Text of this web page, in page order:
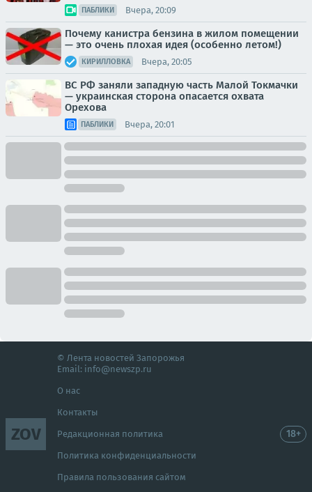
ПАБЛИКИ Вчера, 20:09
Почему канистра бензина в жилом помещении
— это очень плохая идея (особенно летом!)
КИРИЛЛОВКА Вчера, 20:05
ВС РФ заняли западную часть Малой Токмачки
— украинская сторона опасается охвата
Орехова
ПАБЛИКИ Вчера, 20:01
ZOV
© Лента новостей Запорожья
Email: info@newszp.ru
О нас
Контакты
Редакционная политика
Политика конфиденциальности
Правила пользования сайтом
18+